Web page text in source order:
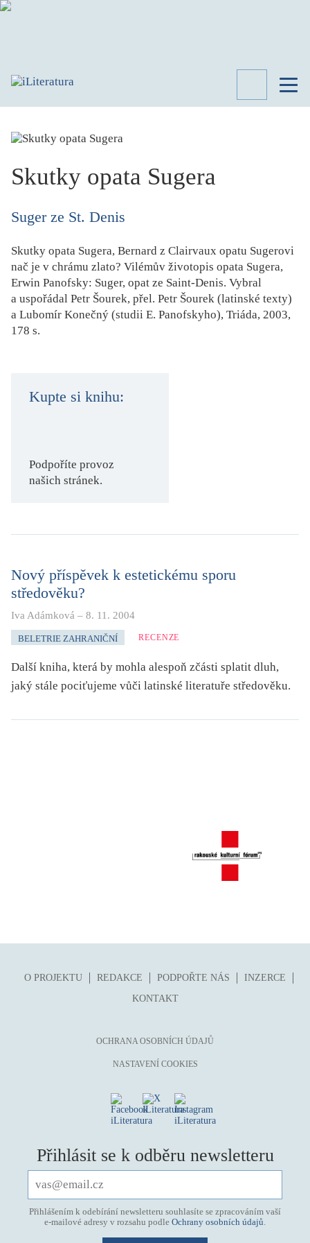
SPISOVATELÉ
KATEGORIE
AKTUALITA
STUDIE
PORTRÉT
KRITIKA PŘEKLADU
Skutky opata Sugera
Suger ze St. Denis
Skutky opata Sugera, Bernard z Clairvaux opatu Sugerovi
nač je v chrámu zlato? Vilémův životopis opata Sugera,
Erwin Panofsky: Suger, opat ze Saint-Denis. Vybral
a uspořádal Petr Šourek, přel. Petr Šourek (latinské texty)
a Lubomír Konečný (studii E. Panofskyho), Triáda, 2003,
178 s.
Kupte si knihu:
Podpoříte provoz
našich stránek.
Nový příspěvek k estetickému sporu
středověku?
Iva Adámková – 8. 11. 2004
BELETRIE ZAHRANIČNÍ RECENZE
Další kniha, která by mohla alespoň zčásti splatit dluh,
jaký stále pociťujeme vůči latinské literatuře středověku.
O PROJEKTU REDAKCE PODPOŘTE NÁS
INZERCE
KONTAKT
OCHRANA OSOBNÍCH ÚDAJŮ
NASTAVENÍ COOKIES
Přihlásit se k odběru newsletteru
Přihlášením k odebírání newsletteru souhlasíte se zpracováním vaší
e-mailové adresy v rozsahu podle Ochrany osobních údajů